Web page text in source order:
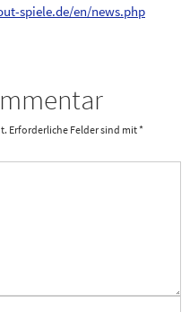
spiele.de/en/news.php
Erforderliche Felder sind mit*